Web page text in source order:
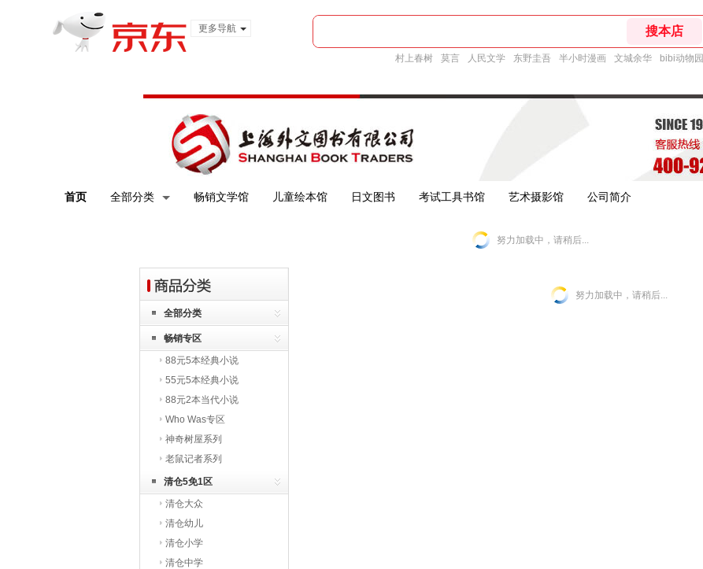
更多导航
村上春树 莫言 人民文学 东野圭吾 半小时漫画 文城余华 bibi动物园
首页 全部分类 畅销文学馆 儿童绘本馆 日文图书 考试工具书馆 艺术摄影馆 公司简介
努力加载中，请稍后...
全部分类
畅销专区
88元5本经典小说
55元5本经典小说
88元2本当代小说
Who Was专区
神奇树屋系列
老鼠记者系列
清仓5免1区
清仓大众
清仓幼儿
清仓小学
清仓中学
努力加载中，请稍后...